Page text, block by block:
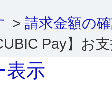
> 請求金額の
Pay】お
表示